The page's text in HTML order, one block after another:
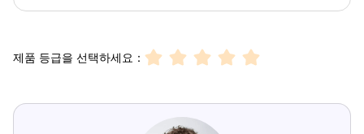
제품 등급을 선택하세요：